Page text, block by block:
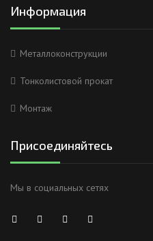
Информация
Металлоконструкции
Тонколистовой прокат
Монтаж
Присоединяйтесь
Мы в социальных сетях